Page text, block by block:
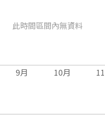
此時間區間內無資料
9月 10月 11